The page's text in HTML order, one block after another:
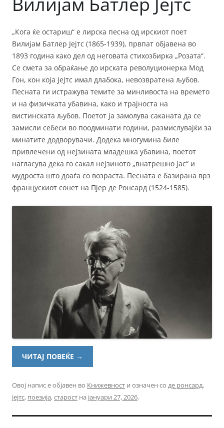
„Кога ќе остариш“ е лирска песна од ирскиот поет
Вилијам Батлер Јејтс (1865-1939), првпат објавена во
1893 година како дел од неговата стихозбирка „Розата“.
Се смета за обраќање до ирската револуционерка Мод
Гон, кон која Јејтс имал длабока, невозвратена љубов.
Песната ги истражува темите за минливоста на времето
и на физичката убавина, како и трајноста на
вистинската љубов. Поетот ја замолува саканата да се
замисли себеси во поодминати години, размислувајќи за
минатите додворувачи. Додека многумина биле
привлечени од нејзината младешка убавина, поетот
нагласува дека го сакал нејзиното „внатрешно јас“ и
мудроста што доаѓа со возраста. Песната е базирана врз
францускиот сонет на Пјер де Ронсард (1524-1585).
ЧИТАЈ ПОВЕЌЕ →
Овој напис е објавен во Книжевност и означен со де ронсард,
јејтс, поезија,старост на јануари 27, 2026.